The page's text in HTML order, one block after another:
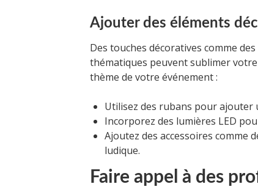
Ajouter des éléments
Des touches décoratives comme
thématiques peuvent sublimer
thème de votre événement :
Utilisez des rubans pour ajouter
Incorporez des lumières LED
Ajoutez des accessoires comme
ludique.
Faire appel à des